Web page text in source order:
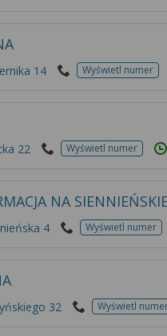
14 Wyświetl numer
22 Wyświetl numer
NA
4 Wyświetl numer
32 Wyświetl